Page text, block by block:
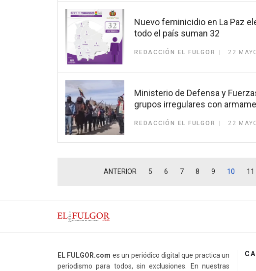
Nuevo feminicidio en La Paz
todo el país suman 32
REDACCIÓN EL FULGOR 22
Ministerio de Defensa y
grupos irregulares con
REDACCIÓN EL FULGOR 22
ANTERIOR 5 6 7 8 9 10 11
EL FULGOR.com es un periódico digital que practica un
periodismo para todos, sin exclusiones. En nuestras